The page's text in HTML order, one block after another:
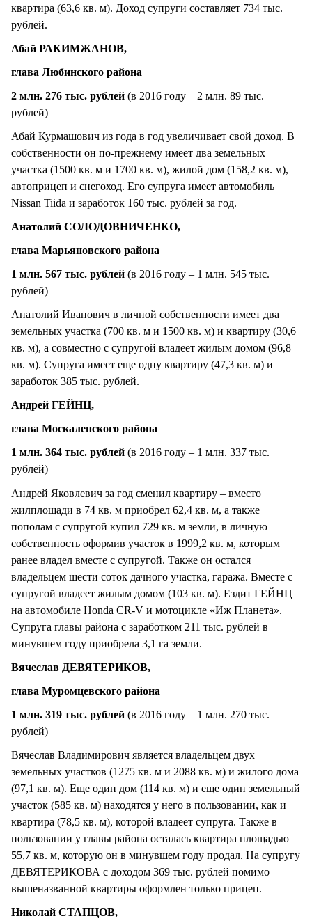
квартира (63,6 кв. м). Доход супруги составляет 734 тыс.
рублей.
Абай РАКИМЖАНОВ,
глава Любинского района
2 млн. 276 тыс. рублей (в 2016 году – 2 млн. 89 тыс.
рублей)
Абай Курмашович из года в год увеличивает свой доход. В
собственности он по-прежнему имеет два земельных
участка (1500 кв. м и 1700 кв. м), жилой дом (158,2 кв. м),
автоприцеп и снегоход. Его супруга имеет автомобиль
Nissan Tiida и заработок 160 тыс. рублей за год.
Анатолий СОЛОДОВНИЧЕНКО,
глава Марьяновского района
1 млн. 567 тыс. рублей (в 2016 году – 1 млн. 545 тыс.
рублей)
Анатолий Иванович в личной собственности имеет два
земельных участка (700 кв. м и 1500 кв. м) и квартиру (30,6
кв. м), а совместно с супругой владеет жилым домом (96,8
кв. м). Супруга имеет еще одну квартиру (47,3 кв. м) и
заработок 385 тыс. рублей.
Андрей ГЕЙНЦ,
глава Москаленского района
1 млн. 364 тыс. рублей (в 2016 году – 1 млн. 337 тыс.
рублей)
Андрей Яковлевич за год сменил квартиру – вместо
жилплощади в 74 кв. м приобрел 62,4 кв. м, а также
пополам с супругой купил 729 кв. м земли, в личную
собственность оформив участок в 1999,2 кв. м, которым
ранее владел вместе с супругой. Также он остался
владельцем шести соток дачного участка, гаража. Вместе с
супругой владеет жилым домом (103 кв. м). Ездит ГЕЙНЦ
на автомобиле Honda CR-V и мотоцикле «Иж Планета».
Супруга главы района с заработком 211 тыс. рублей в
минувшем году приобрела 3,1 га земли.
Вячеслав ДЕВЯТЕРИКОВ,
глава Муромцевского района
1 млн. 319 тыс. рублей (в 2016 году – 1 млн. 270 тыс.
рублей)
Вячеслав Владимирович является владельцем двух
земельных участков (1275 кв. м и 2088 кв. м) и жилого дома
(97,1 кв. м). Еще один дом (114 кв. м) и еще один земельный
участок (585 кв. м) находятся у него в пользовании, как и
квартира (78,5 кв. м), которой владеет супруга. Также в
пользовании у главы района осталась квартира площадью
55,7 кв. м, которую он в минувшем году продал. На супругу
ДЕВЯТЕРИКОВА с доходом 369 тыс. рублей помимо
вышеназванной квартиры оформлен только прицеп.
Николай СТАПЦОВ,